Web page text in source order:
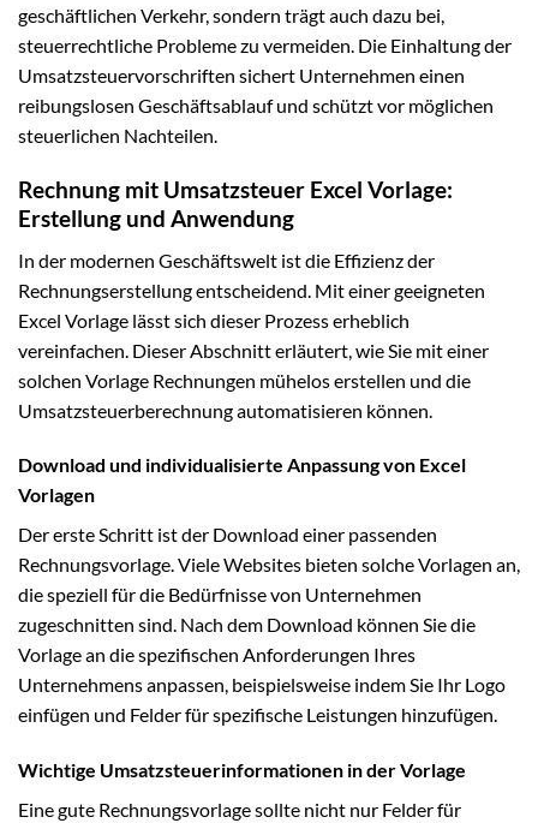
geschäftlichen Verkehr, sondern trägt auch dazu bei,
steuerrechtliche Probleme zu vermeiden. Die Einhaltung der
Umsatzsteuervorschriften sichert Unternehmen einen
reibungslosen Geschäftsablauf und schützt vor möglichen
steuerlichen Nachteilen.
Rechnung mit Umsatzsteuer Excel Vorlage:
Erstellung und Anwendung
In der modernen Geschäftswelt ist die Effizienz der
Rechnungserstellung entscheidend. Mit einer geeigneten
Excel Vorlage lässt sich dieser Prozess erheblich
vereinfachen. Dieser Abschnitt erläutert, wie Sie mit einer
solchen Vorlage Rechnungen mühelos erstellen und die
Umsatzsteuerberechnung automatisieren können.
Download und individualisierte Anpassung von Excel
Vorlagen
Der erste Schritt ist der Download einer passenden
Rechnungsvorlage. Viele Websites bieten solche Vorlagen an,
die speziell für die Bedürfnisse von Unternehmen
zugeschnitten sind. Nach dem Download können Sie die
Vorlage an die spezifischen Anforderungen Ihres
Unternehmens anpassen, beispielsweise indem Sie Ihr Logo
einfügen und Felder für spezifische Leistungen hinzufügen.
Wichtige Umsatzsteuerinformationen in der Vorlage
Eine gute Rechnungsvorlage sollte nicht nur Felder für